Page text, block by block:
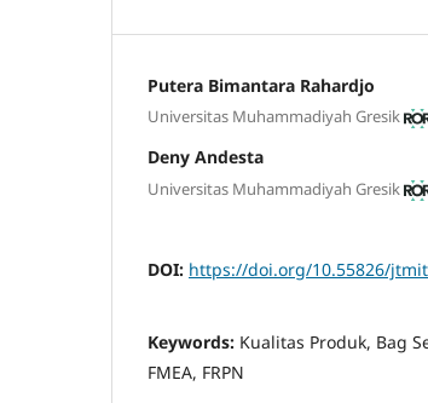
Putera Bimantara Rahardjo
Universitas Muhammadiyah Gresik
Deny Andesta
Universitas Muhammadiyah Gresik
DOI: https://doi.org/10.55826/
Keywords: Kualitas Produk, Bag
FMEA, FRPN